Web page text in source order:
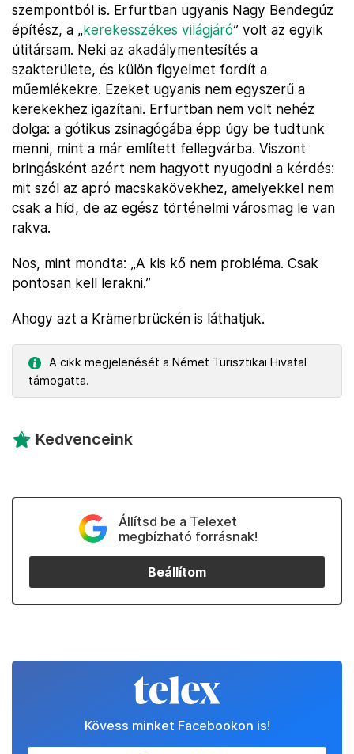
szempontból is. Erfurtban ugyanis Nagy Bendegúz
építész, a „kerekesszékes világjáró” volt az egyik
útitársam. Neki az akadálymentesítés a
szakterülete, és külön figyelmet fordít a
műemlékekre. Ezeket ugyanis nem egyszerű a
kerekekhez igazítani. Erfurtban nem volt nehéz
dolga: a gótikus zsinagógába épp úgy be tudtunk
menni, mint a már említett fellegvárba. Viszont
bringásként azért nem hagyott nyugodni a kérdés:
mit szól az apró macskakövekhez, amelyekkel nem
csak a híd, de az egész történelmi városmag le van
rakva.
Nos, mint mondta: „A kis kő nem probléma. Csak
pontosan kell lerakni.”
Ahogy azt a Krämerbrückén is láthatjuk.
A cikk megjelenését a Német Turisztikai Hivatal
támogatta.
Kedvenceink
Állítsd be a Telexet
megbízható forrásnak!
Beállítom
Kövess minket Facebookon is!